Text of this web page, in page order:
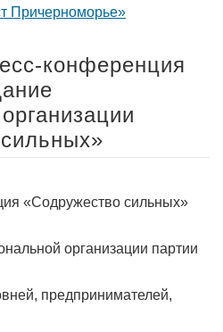
конференция
«Содружество сильных»
организации партии
предпринимателей,